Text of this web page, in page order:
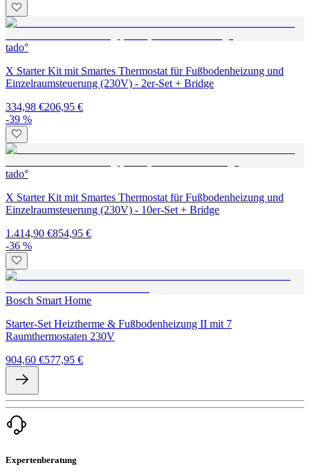
tado°
X Starter Kit mit Smartes Thermostat für Fußbodenheizung und
Einzelraumsteuerung (230V) - 2er-Set + Bridge
334,98 €206,95 €
-39 %
tado°
X Starter Kit mit Smartes Thermostat für Fußbodenheizung und
Einzelraumsteuerung (230V) - 10er-Set + Bridge
1.414,90 €854,95 €
-36 %
Bosch Smart Home
Starter-Set Heiztherme & Fußbodenheizung II mit 7
Raumthermostaten 230V
904,60 €577,95 €
Expertenberatung